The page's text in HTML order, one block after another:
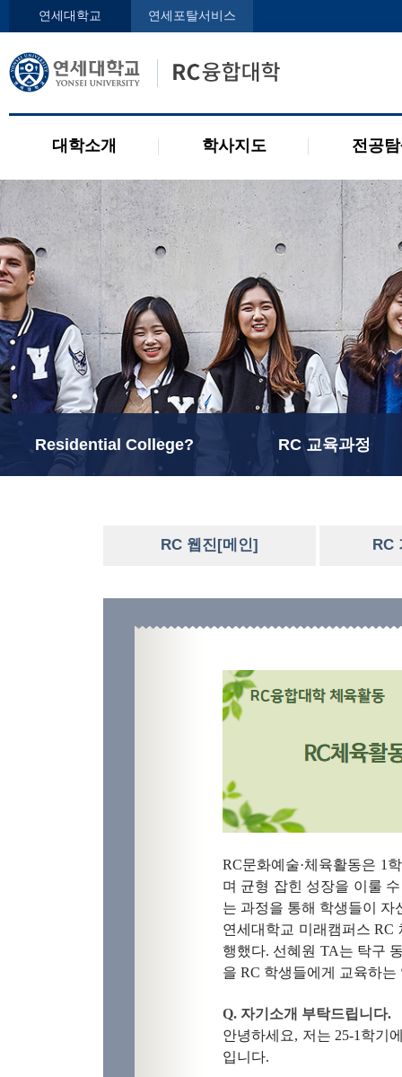
연세대학교 연세포탈서비스
대학소개 학사지도 전공
인사말
오시는 길
학사지도사
Residential College? RC 교육과정
RC 웹진[메인] RC
RC문화예술·체육활동은 1
며 균형 잡힌 성장을 이룰
는 과정을 통해 학생들이 자
연세대학교 미래캠퍼스
행했다. 선혜원 TA는 탁구
을 RC 학생들에게 교육하는
Q. 자기소개 부탁드립니다.
안녕하세요, 저는 25-1학기
입니다.